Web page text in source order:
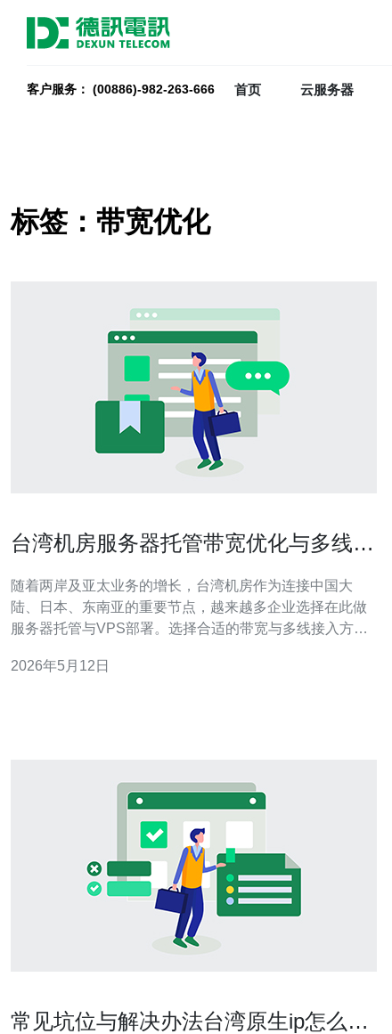
客户服务： (00886)-982-263-666 首页 云服务器
标签：带宽优化
台湾机房服务器托管带宽优化与多线接
随着两岸及亚太业务的增长，台湾机房作为连接中国大
陆、日本、东南亚的重要节点，越来越多企业选择在此做
服务器托管与VPS部署。选择合适的带宽与多线接入方
步是了解业务类型与流量模式。对静态内容为主的网站，
2026年5月12日
常见坑位与解决办法台湾原生ip怎么搭